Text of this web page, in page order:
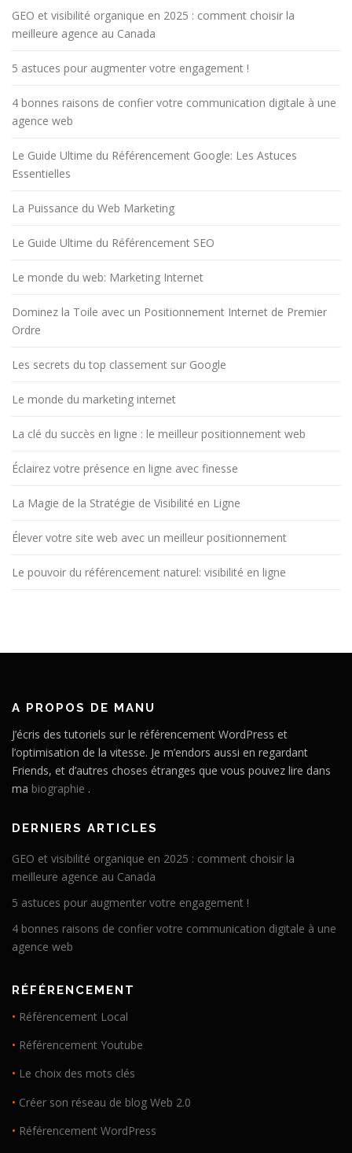
GEO et visibilité organique en 2025 : comment choisir la
meilleure agence au Canada
5 astuces pour augmenter votre engagement !
4 bonnes raisons de confier votre communication digitale à une
agence web
Le Guide Ultime du Référencement Google: Les Astuces
Essentielles
La Puissance du Web Marketing
Le Guide Ultime du Référencement SEO
Le monde du web: Marketing Internet
Dominez la Toile avec un Positionnement Internet de Premier
Ordre
Les secrets du top classement sur Google
Le monde du marketing internet
La clé du succès en ligne : le meilleur positionnement web
Éclairez votre présence en ligne avec finesse
La Magie de la Stratégie de Visibilité en Ligne
Élever votre site web avec un meilleur positionnement
Le pouvoir du référencement naturel: visibilité en ligne
A PROPOS DE MANU
J’écris des tutoriels sur le référencement WordPress et
l’optimisation de la vitesse. Je m’endors aussi en regardant
Friends, et d’autres choses étranges que vous pouvez lire dans
ma biographie .
DERNIERS ARTICLES
GEO et visibilité organique en 2025 : comment choisir la
meilleure agence au Canada
5 astuces pour augmenter votre engagement !
4 bonnes raisons de confier votre communication digitale à une
agence web
RÉFÉRENCEMENT
• Référencement Local
• Référencement Youtube
• Le choix des mots clés
• Créer son réseau de blog Web 2.0
• Référencement WordPress